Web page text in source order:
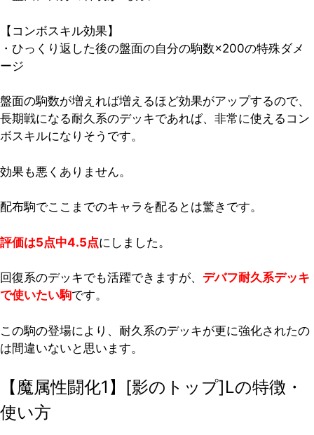
【コンボスキル効果】
・ひっくり返した後の盤面の自分の駒数×200の特殊ダメ
ージ
盤面の駒数が増えれば増えるほど効果がアップするので、
長期戦になる耐久系のデッキであれば、非常に使えるコン
ボスキルになりそうです。
効果も悪くありません。
配布駒でここまでのキャラを配るとは驚きです。
評価は5点中4.5点にしました。
回復系のデッキでも活躍できますが、 デバフ耐久系デッキ
で使いたい駒です。
この駒の登場により、耐久系のデッキが更に強化されたの
は間違いないと思います。
【魔属性闘化1】[影のトップ]Lの特徴・
使い方